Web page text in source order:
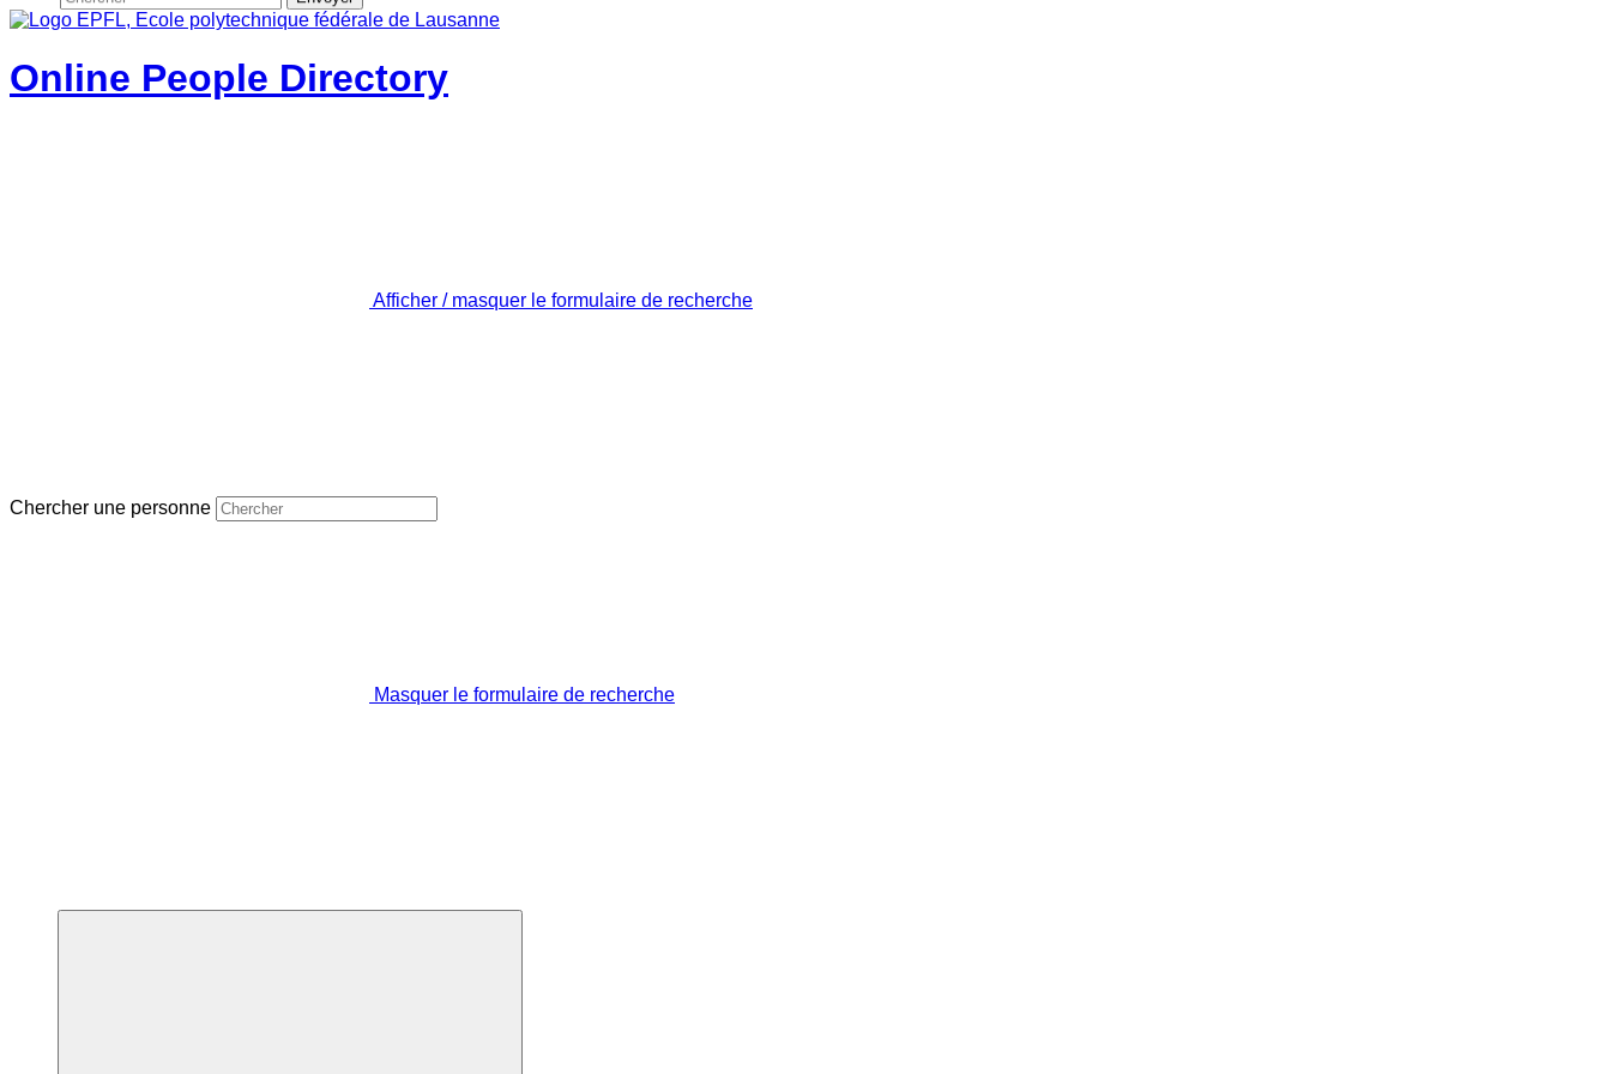
Online People Directory
Afficher / masquer le formulaire de recherche
Chercher une personne
Masquer le formulaire de recherche